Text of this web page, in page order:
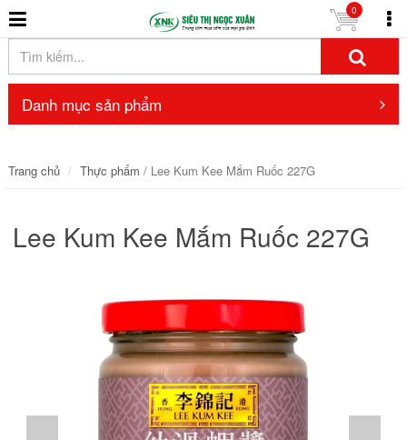
0
Danh mục sản phẩm
Trang chủ Thực phẩm / Lee Kum Kee Mắm Ruốc 227G
Lee Kum Kee Mắm Ruốc 227G